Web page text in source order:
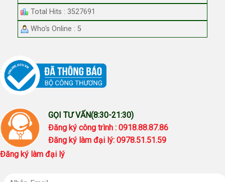
Total Hits : 3527691
Who's Online : 5
GỌI TƯ VẤN(8:30-21:30)
Đăng ký công trình : 0918.88.87.86
Đăng ký làm đại lý: 0978.51.51.59
Đăng ký làm đại lý